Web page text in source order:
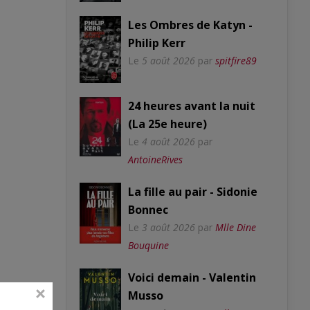
Les Ombres de Katyn -
Philip Kerr
Le 5 août 2026 par spitfire89
24 heures avant la nuit
(La 25e heure)
Le 4 août 2026 par
AntoineRives
La fille au pair - Sidonie
Bonnec
Le 3 août 2026 par Mlle Dine
Bouquine
Voici demain - Valentin
Musso